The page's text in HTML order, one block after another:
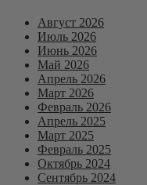
Август 2026
Июль 2026
Июнь 2026
Май 2026
Апрель 2026
Март 2026
Февраль 2026
Апрель 2025
Март 2025
Февраль 2025
Октябрь 2024
Сентябрь 2024